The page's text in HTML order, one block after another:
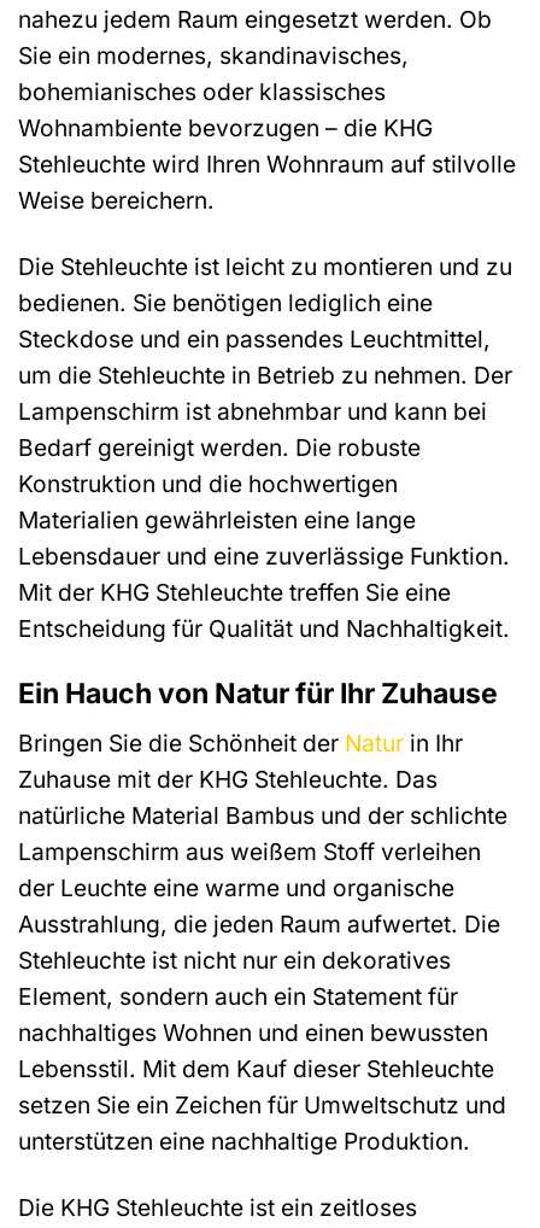
nahezu jedem Raum eingesetzt werden. Ob
Sie ein modernes, skandinavisches,
bohemianisches oder klassisches
Wohnambiente bevorzugen – die KHG
Stehleuchte wird Ihren Wohnraum auf stilvolle
Weise bereichern.
Die Stehleuchte ist leicht zu montieren und zu
bedienen. Sie benötigen lediglich eine
Steckdose und ein passendes Leuchtmittel,
um die Stehleuchte in Betrieb zu nehmen. Der
Lampenschirm ist abnehmbar und kann bei
Bedarf gereinigt werden. Die robuste
Konstruktion und die hochwertigen
Materialien gewährleisten eine lange
Lebensdauer und eine zuverlässige Funktion.
Mit der KHG Stehleuchte treffen Sie eine
Entscheidung für Qualität und Nachhaltigkeit.
Ein Hauch von Natur für Ihr Zuhause
Bringen Sie die Schönheit der Natur in Ihr
Zuhause mit der KHG Stehleuchte. Das
natürliche Material Bambus und der schlichte
Lampenschirm aus weißem Stoff verleihen
der Leuchte eine warme und organische
Ausstrahlung, die jeden Raum aufwertet. Die
Stehleuchte ist nicht nur ein dekoratives
Element, sondern auch ein Statement für
nachhaltiges Wohnen und einen bewussten
Lebensstil. Mit dem Kauf dieser Stehleuchte
setzen Sie ein Zeichen für Umweltschutz und
unterstützen eine nachhaltige Produktion.
Die KHG Stehleuchte ist ein zeitloses